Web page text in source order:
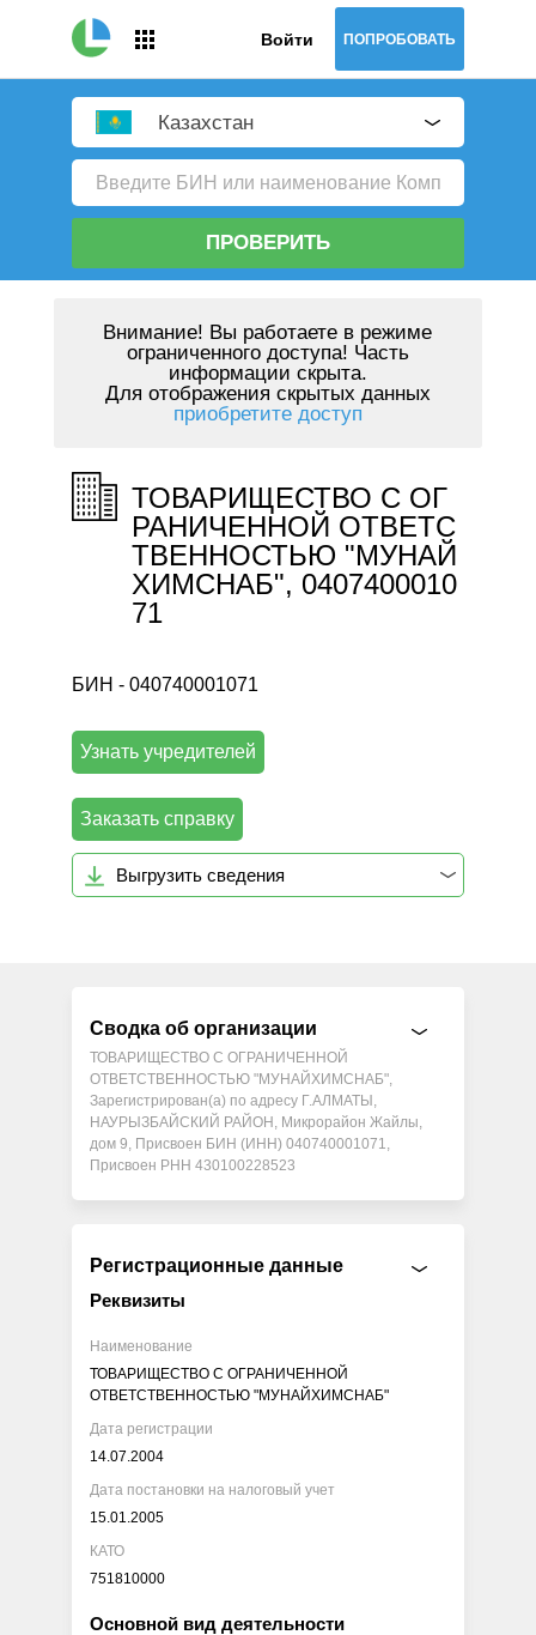
Войти ПОПРОБОВАТЬ
Казахстан
ПРОВЕРИТЬ
Внимание! Вы работаете в режиме
ограниченного доступа! Часть
информации скрыта.
Для отображения скрытых данных
приобретите доступ
ТОВАРИЩЕСТВО С ОГ
РАНИЧЕННОЙ ОТВЕТС
ТВЕННОСТЬЮ "МУНАЙ
ХИМСНАБ", 0407400010
71
БИН - 040740001071
Узнать учредителей
Заказать справку
Выгрузить сведения
Сводка об организации
ТОВАРИЩЕСТВО С ОГРАНИЧЕННОЙ
ОТВЕТСТВЕННОСТЬЮ "МУНАЙХИМСНАБ",
Зарегистрирован(а) по адресу Г.АЛМАТЫ,
НАУРЫЗБАЙСКИЙ РАЙОН, Микрорайон Жайлы,
дом 9, Присвоен БИН (ИНН) 040740001071,
Присвоен РНН 430100228523
Регистрационные данные
Реквизиты
Наименование
ТОВАРИЩЕСТВО С ОГРАНИЧЕННОЙ
ОТВЕТСТВЕННОСТЬЮ "МУНАЙХИМСНАБ"
Дата регистрации
14.07.2004
Дата постановки на налоговый учет
15.01.2005
КАТО
751810000
Основной вид деятельности